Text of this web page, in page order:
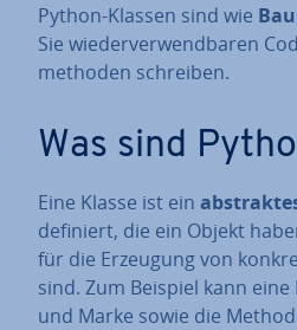
Python-Klassen sind wie
Sie wie­der­ver­wend­ba­ren
methoden schreiben.
Was sind
Eine Klasse ist ein
definiert, die ein Objekt
für die Erzeugung von
sind. Zum Beispiel kann eine
und Marke sowie die